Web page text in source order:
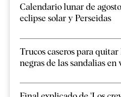
Calendario lunar de
eclipse solar y Perseidas
Trucos caseros para quitar
negras de las sandalias en